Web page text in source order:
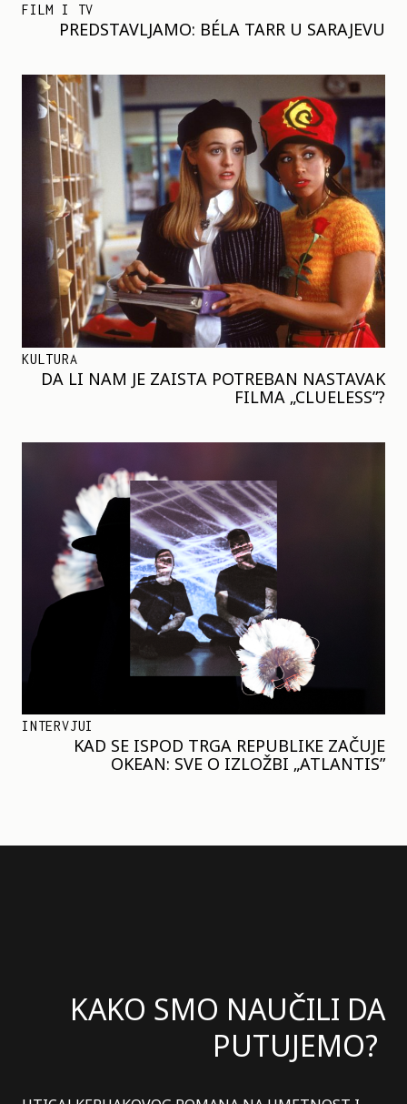
FILM I TV
PREDSTAVLJAMO: BÉLA TARR U SARAJEVU
KULTURA
DA LI NAM JE ZAISTA POTREBAN NASTAVAK
FILMA „CLUELESS”?
INTERVJUI
KAD SE ISPOD TRGA REPUBLIKE ZAČUJE
OKEAN: SVE O IZLOŽBI „ATLANTIS”
KAKO SMO NAUČILI DA
PUTUJEMO?